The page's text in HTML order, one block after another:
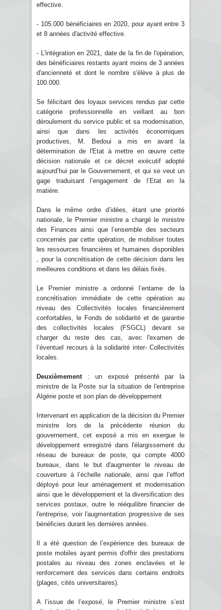
effective.
- 105.000 bénéficiaires en 2020, pour ayant entre 3
et 8 années d'activité effective.
- L'intégration en 2021, date de la fin de l'opération,
des bénéficiaires restants ayant moins de 3 années
d'ancienneté et dont le nombre s'élève à plus de
100.000.
Se félicitant des loyaux services rendus par cette
catégorie professionnelle en veillant au bon
déroulement du service public et sa modernisation,
ainsi que dans les activités économiques
productives, M. Bedoui a mis en avant la
détermination de l'Etat à mettre en œuvre cette
décision nationale et ce décret exécutif adopté
aujourd’hui par le Gouvernement, et qui se veut un
gage traduisant l’engagement de l’Etat en la
matière.
Dans le même ordre d’idées, étant une priorité
nationale, le Premier ministre a chargé le ministre
des Finances ainsi que l’ensemble des secteurs
concernés par cette opération, de mobiliser toutes
les ressources financières et humaines disponibles
, pour la concrétisation de cette décision dans les
meilleures conditions et dans les délais fixés.
Le Premier ministre a ordonné l’entame de la
concrétisation immédiate de cette opération au
niveau des Collectivités locales financièrement
confortables, le Fonds de solidarité et de garantie
des collectivités locales (FSGCL) devant se
charger du reste des cas, avec l'examen de
l’éventuel recours à la solidarité inter- Collectivités
locales.
Deuxièmement : un exposé présenté par la
ministre de la Poste sur la situation de l'entreprise
Algérie poste et son plan de développement
Intervenant en application de la décision du Premier
ministre lors de la précédente réunion du
gouvernement, cet exposé a mis en exergue le
développement enregistré dans l'élargissement du
réseau de bureaux de poste, qui compte 4000
bureaux, dans le but d'augmenter le niveau de
couverture à l’échelle nationale, ainsi que l’effort
déployé pour leur aménagement et modernisation
ainsi que le développement et la diversification des
services postaux, outre le rééquilibre financier de
l'entreprise, voir l'augmentation progressive de ses
bénéficies durant les dernières années.
Il a été question de l’expérience des bureaux de
poste mobiles ayant permis d'offrir des prestations
postales au niveau des zones enclavées et le
renforcement des services dans certains endroits
(plages, cités universitaires).
A l’issue de l’exposé, le Premier ministre s’est